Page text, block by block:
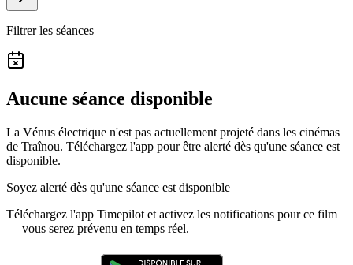
Filtrer les séances
Aucune séance disponible
La Vénus électrique n'est pas actuellement projeté dans les cinémas
de Traînou. Téléchargez l'app pour être alerté dès qu'une séance est
disponible.
Soyez alerté dès qu'une séance est disponible
Téléchargez l'app Timepilot et activez les notifications pour ce film
— vous serez prévenu en temps réel.